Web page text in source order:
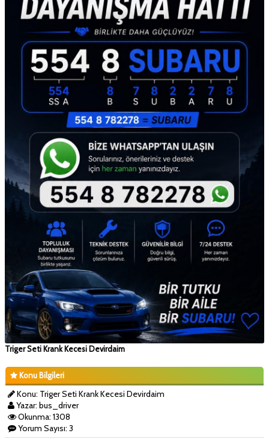
Triger Seti Krank Kecesi Devirdaim
Konu Bilgileri
Konu: Triger Seti Krank Kecesi Devirdaim
Yazar: bus_driver
Okunma: 1308
Yorum Sayısı: 3